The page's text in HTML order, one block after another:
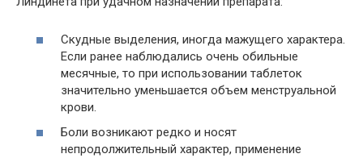
Скудные выделения, иногда мажущего характера.
Если ранее наблюдались очень обильные
месячные, то при использовании таблеток
значительно уменьшается объем менструальной
крови.
Боли возникают редко и носят
непродолжительный характер, применение